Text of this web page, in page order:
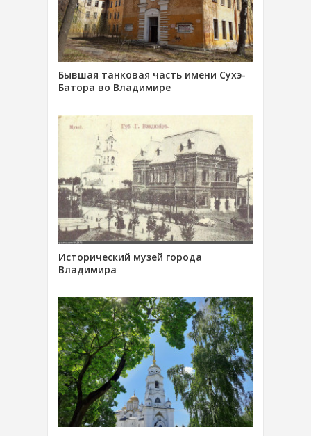
Бывшая танковая часть имени Сухэ-
Батора во Владимире
Исторический музей города
Владимира